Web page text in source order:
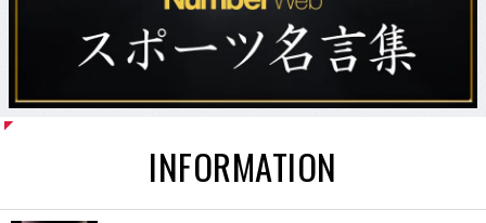
INFORMATION